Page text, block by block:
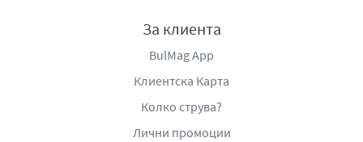
За клиента
BulMag App
Клиентска Карта
Колко струва?
Лични промоции